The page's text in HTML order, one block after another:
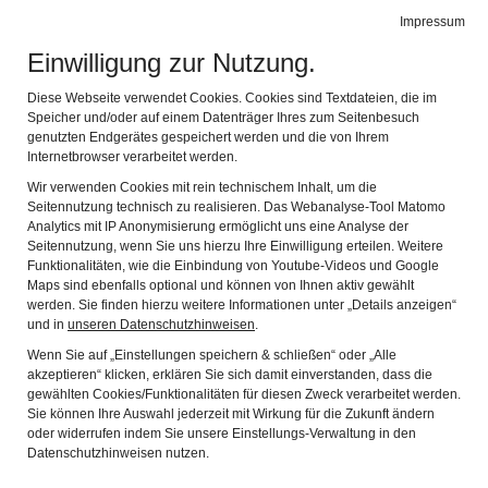
Impressum
Einwilligung zur Nutzung.
Diese Webseite verwendet Cookies. Cookies sind Textdateien, die im
Speicher und/oder auf einem Datenträger Ihres zum Seitenbesuch
genutzten Endgerätes gespeichert werden und die von Ihrem
Internetbrowser verarbeitet werden.
Wir verwenden Cookies mit rein technischem Inhalt, um die
Seitennutzung technisch zu realisieren. Das Webanalyse-Tool Matomo
Analytics mit IP Anonymisierung ermöglicht uns eine Analyse der
Seitennutzung, wenn Sie uns hierzu Ihre Einwilligung erteilen. Weitere
Funktionalitäten, wie die Einbindung von Youtube-Videos und Google
Maps sind ebenfalls optional und können von Ihnen aktiv gewählt
werden. Sie finden hierzu weitere Informationen unter „Details anzeigen“
und in unseren Datenschutzhinweisen.
Wenn Sie auf „Einstellungen speichern & schließen“ oder „Alle
akzeptieren“ klicken, erklären Sie sich damit einverstanden, dass die
gewählten Cookies/Funktionalitäten für diesen Zweck verarbeitet werden.
Sie können Ihre Auswahl jederzeit mit Wirkung für die Zukunft ändern
oder widerrufen indem Sie unsere Einstellungs-Verwaltung in den
Datenschutzhinweisen nutzen.
Kirchengeschichte
Pfarrkirche St. Laurentius
Obing